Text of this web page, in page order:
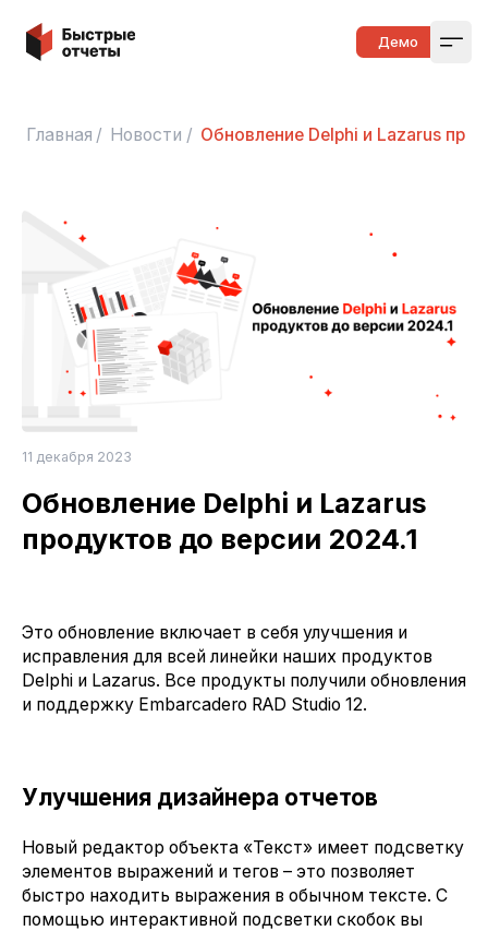
Быстрые отчеты Демо
Главная / Новости / Обновление Delphi и Lazarus
11 декабря 2023
Обновление Delphi и Lazarus
продуктов до версии 2024.1
Это обновление включает в себя улучшения и
исправления для всей линейки наших продуктов
Delphi и Lazarus. Все продукты получили обновления
и поддержку Embarcadero RAD Studio 12.
Улучшения дизайнера отчетов
Новый редактор объекта «Текст» имеет подсветку
элементов выражений и тегов – это позволяет
быстро находить выражения в обычном тексте. С
помощью интерактивной подсветки скобок вы